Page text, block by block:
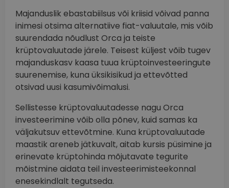
Majanduslik ebastabiilsus või kriisid võivad panna
inimesi otsima alternatiive fiat-valuutale, mis võib
suurendada nõudlust Orca ja teiste
krüptovaluutade järele. Teisest küljest võib tugev
majanduskasv kaasa tuua krüptoinvesteeringute
suurenemise, kuna üksikisikud ja ettevõtted
otsivad uusi kasumivõimalusi.
Sellistesse krüptovaluutadesse nagu Orca
investeerimine võib olla põnev, kuid samas ka
väljakutsuv ettevõtmine. Kuna krüptovaluutade
maastik areneb jätkuvalt, aitab kursis püsimine ja
erinevate krüptohinda mõjutavate tegurite
mõistmine aidata teil investeerimisteekonnal
enesekindlalt tegutseda.